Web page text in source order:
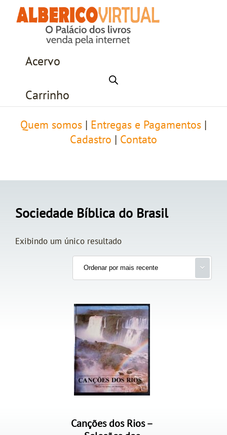
Acervo
Carrinho
Quem somos Entregas e Pagamentos
Cadastro
Contato
Sociedade Bíblica do Brasil
Exibindo um único resultado
Canções dos Rios –